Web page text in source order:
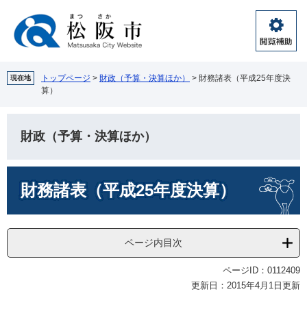
へ
閲
覧
助
現在地 トップページ > 財政（予算・決算ほか） > 財務諸表（平成25年度決
算）
財政（予算・決算ほか）
財務諸表（平成25年度決算）
ページ内目次
ページID：0112409
更新日：2015年4月1日更新